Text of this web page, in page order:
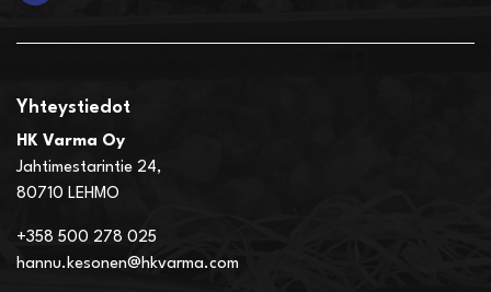
Yhteystiedot
HK Varma Oy
Jahtimestarintie 24,
80710 LEHMO
+358 500 278 025
hannu.kesonen@hkvarma.com